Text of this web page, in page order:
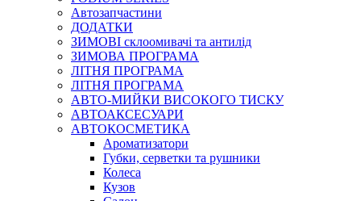
Автозапчастини
ДОДАТКИ
ЗИМОВІ склоомивачі та антилід
ЗИМОВА ПРОГРАМА
ЛІТНЯ ПРОГРАМА
ЛІТНЯ ПРОГРАМА
АВТО-МИЙКИ ВИСОКОГО ТИСКУ
АВТОАКСЕСУАРИ
АВТОКОСМЕТИКА
Ароматизатори
Губки, серветки та рушники
Колеса
Кузов